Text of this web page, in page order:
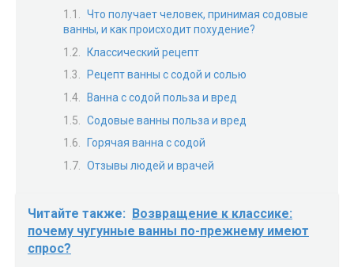
Что получает человек, принимая содовые
ванны, и как происходит похудение?
Классический рецепт
Рецепт ванны с содой и солью
Ванна с содой польза и вред
Содовые ванны польза и вред
Горячая ванна с содой
Отзывы людей и врачей
Читайте также: Возвращение к классике:
почему чугунные ванны по-прежнему имеют
спрос?